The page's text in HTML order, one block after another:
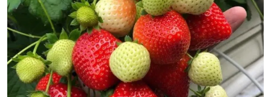
Driftsmidler